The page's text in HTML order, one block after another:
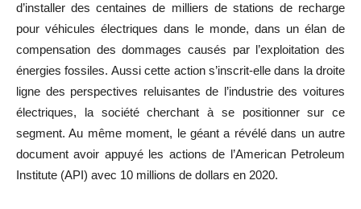
d’installer des centaines de milliers de stations de recharge
pour véhicules électriques dans le monde, dans un élan de
compensation des dommages causés par l’exploitation des
énergies fossiles. Aussi cette action s’inscrit-elle dans la droite
ligne des perspectives reluisantes de l’industrie des voitures
électriques, la société cherchant à se positionner sur ce
segment. Au même moment, le géant a révélé dans un autre
document avoir appuyé les actions de l’American Petroleum
Institute (API) avec 10 millions de dollars en 2020.